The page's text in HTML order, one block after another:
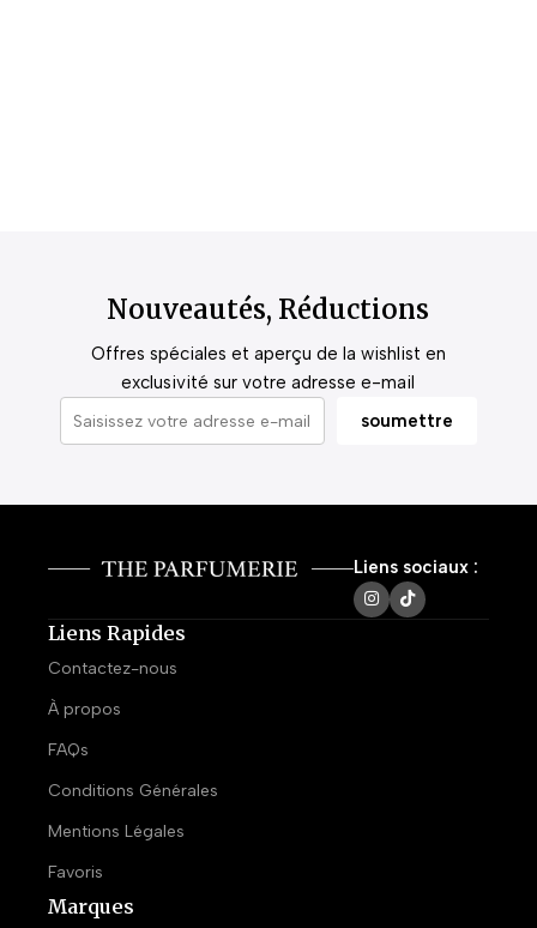
Nouveautés, Réductions
Offres spéciales et aperçu de la wishlist en
exclusivité sur votre adresse e-mail
Liens sociaux :
Liens Rapides
Contactez-nous
À propos
FAQs
Conditions Générales
Mentions Légales
Favoris
Marques